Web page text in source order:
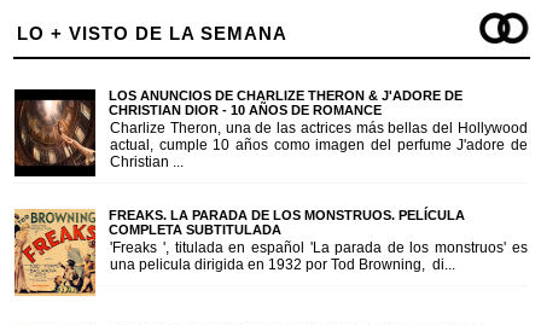
LO + VISTO DE LA SEMANA
LOS ANUNCIOS DE CHARLIZE THERON & J'ADORE DE
CHRISTIAN DIOR - 10 AÑOS DE ROMANCE
Charlize Theron, una de las actrices más bellas del Hollywood
actual, cumple 10 años como imagen del perfume J'adore de
Christian ...
FREAKS. LA PARADA DE LOS MONSTRUOS. PELÍCULA
COMPLETA SUBTITULADA
'Freaks ', titulada en español 'La parada de los monstruos' es
una pelicula dirigida en 1932 por Tod Browning, di...